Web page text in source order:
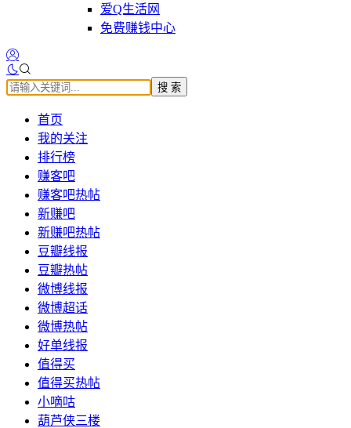
爱Q生活网
免费赚钱中心
搜 索
首页
我的关注
排行榜
赚客吧
赚客吧热帖
新赚吧
新赚吧热帖
豆瓣线报
豆瓣热帖
微博线报
微博超话
微博热帖
好单线报
值得买
值得买热帖
小嘀咕
葫芦侠三楼